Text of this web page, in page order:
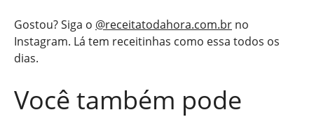
Gostou? Siga o @receitatodahora.com.br no
Instagram. Lá tem receitinhas como essa todos os
dias.
Você também pode